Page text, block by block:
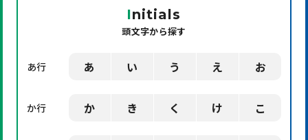
「環境」に関する用語
「業界用語」に関する用語
Initials
頭文字から探す
あ行 あ い う え お
か行 か き く け こ